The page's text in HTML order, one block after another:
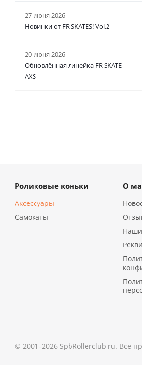
27 июня 2026
Новинки от FR SKATES! Vol.2
20 июня 2026
Обновлённая линейка FR SKATE
AXS
Роликовые коньки
Аксессуары
Самокаты
О
© 2001–2026 SpbRollerclub.ru. Все